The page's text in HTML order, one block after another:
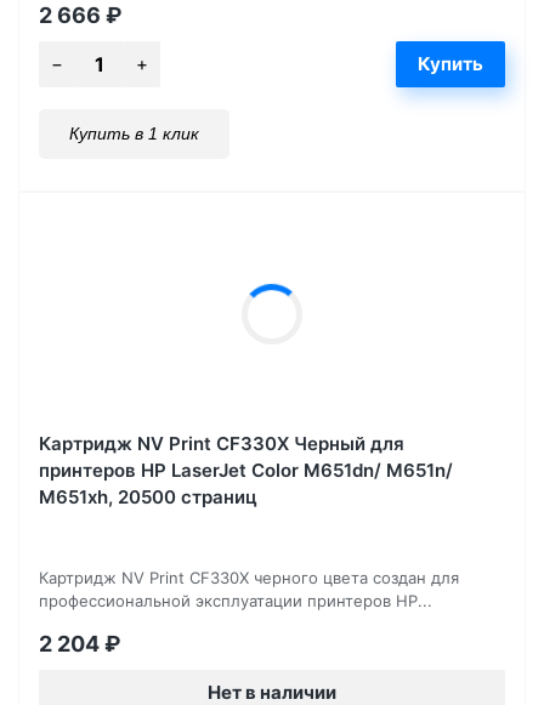
2 666 ₽
Купить в 1 клик
Картридж NV Print CF330X Черный для
принтеров HP LaserJet Color M651dn/ M651n/
M651xh, 20500 страниц
Картридж NV Print CF330X черного цвета создан для
профессиональной эксплуатации принтеров HP...
2 204₽
Нет в наличии